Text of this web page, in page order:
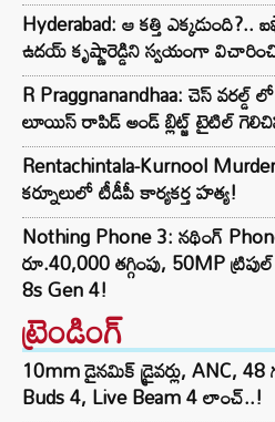
Hyderabad: ఆ కత్తి
ఉదయ్ కృష్ణారెడ్డిని స్వయంగా
R Praggnanandhaa: చెస్
లూయిస్ రాపిడ్ అండ్ బ్లిట్జ్ టైటిల్
Rentachintala-Kurnool
కర్నూలులో టీడీపీ కార్యకర్త హత్య!
Nothing Phone 3: నథింగ్
రూ.40,000 తగ్గింపు, 50MP
8s Gen 4!
ట్రెండింగ్‌
10mm డైనమిక్ డ్రైవర్లు, ANC,
Buds 4, Live Beam 4 లాంచ్..!